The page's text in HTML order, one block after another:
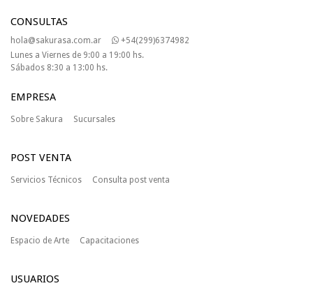
CONSULTAS
hola@sakurasa.com.ar
+54(299)6374982
Lunes a Viernes de 9:00 a 19:00 hs.
Sábados 8:30 a 13:00 hs.
EMPRESA
Sobre Sakura Sucursales
POST VENTA
Servicios Técnicos Consulta post venta
NOVEDADES
Espacio de Arte Capacitaciones
USUARIOS